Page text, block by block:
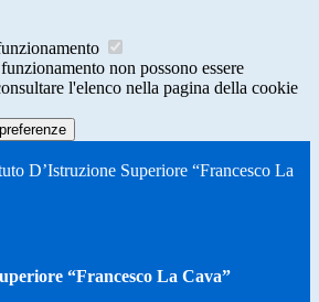
non possono essere
l'elenco nella pagina della cookie
D’Istruzione Superiore “Francesco La
“Francesco La Cava”